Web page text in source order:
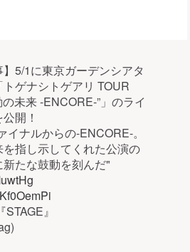
】5/1に東京ガーデンシアタ
ゲナシトゲアリ TOUR
未来 -ENCORE-”」のライ
開！
ナルからの-ENCORE-。
指し示してくれた公演の
たな鼓動を刻んだ"
』